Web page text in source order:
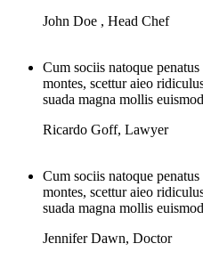
John Doe , Head Chef
Cum sociis natoque
montes, scettur aieo
suada magna mollis
Ricardo Goff, Lawyer
Cum sociis natoque
montes, scettur aieo
suada magna mollis
Jennifer Dawn, Doctor